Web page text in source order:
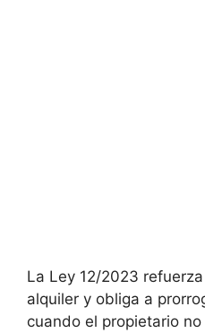
La Ley 12/2023
alquiler y obliga a
cuando el propietario